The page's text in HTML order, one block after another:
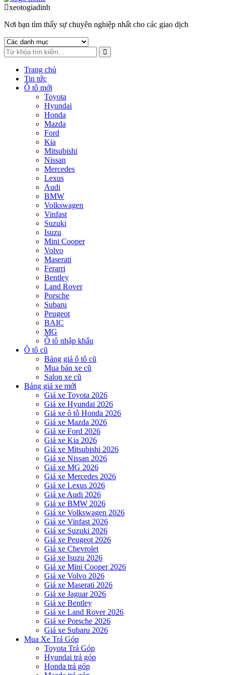
to
toxeotogiadinh
Nơi bạn tìm thấy sự chuyên nghiệp nhất cho các giao dịch
Trang chủ
Tin tức
Ô tô mới
Toyota
Hyundai
Honda
Mazda
Ford
Kia
Mitsubishi
Nissan
Mercedes
Lexus
Audi
BMW
Volkswagen
Vinfast
Suzuki
Isuzu
Mini Cooper
Volvo
Maserati
Ferarri
Bentley
Land Rover
Porsche
Subaru
Peugeot
BAIC
MG
Ô tô nhập khẩu
Ô tô cũ
Bảng giá ô tô cũ
Mua bán xe cũ
Salon xe cũ
Bảng giá xe mới
Giá xe Toyota 2026
Giá xe Hyundai 2026
Giá xe ô tô Honda 2026
Giá xe Mazda 2026
Giá xe Ford 2026
Giá xe Kia 2026
Giá xe Mitsubishi 2026
Giá xe Nissan 2026
Giá xe MG 2026
Giá xe Mercedes 2026
Giá xe Lexus 2026
Giá xe Audi 2026
Giá xe BMW 2026
Giá xe Volkswagen 2026
Giá xe Vinfast 2026
Giá xe Suzuki 2026
Giá xe Peugeot 2026
Giá xe Chevrolet
Giá xe Isuzu 2026
Giá xe Mini Cooper 2026
Giá xe Volvo 2026
Giá xe Maserati 2026
Giá xe Jaguar 2026
Giá xe Bentley
Giá xe Land Rover 2026
Giá xe Porsche 2026
Giá xe Subaru 2026
Mua Xe Trả Góp
Toyota Trả Góp
Hyundai trả góp
Honda trả góp